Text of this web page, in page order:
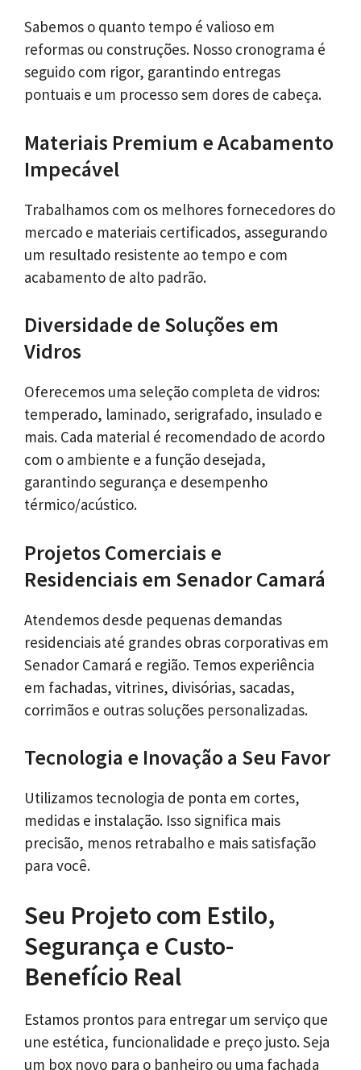
Sabemos o quanto tempo é valioso em
reformas ou construções. Nosso cronograma é
seguido com rigor, garantindo entregas
pontuais e um processo sem dores de cabeça.
Materiais Premium e Acabamento
Impecável
Trabalhamos com os melhores fornecedores do
mercado e materiais certificados, assegurando
um resultado resistente ao tempo e com
acabamento de alto padrão.
Diversidade de Soluções em
Vidros
Oferecemos uma seleção completa de vidros:
temperado, laminado, serigrafado, insulado e
mais. Cada material é recomendado de acordo
com o ambiente e a função desejada,
garantindo segurança e desempenho
térmico/acústico.
Projetos Comerciais e
Residenciais em Senador Camará
Atendemos desde pequenas demandas
residenciais até grandes obras corporativas em
Senador Camará e região. Temos experiência
em fachadas, vitrines, divisórias, sacadas,
corrimãos e outras soluções personalizadas.
Tecnologia e Inovação a Seu Favor
Utilizamos tecnologia de ponta em cortes,
medidas e instalação. Isso significa mais
precisão, menos retrabalho e mais satisfação
para você.
Seu Projeto com Estilo,
Segurança e Custo-
Benefício Real
Estamos prontos para entregar um serviço que
une estética, funcionalidade e preço justo. Seja
um box novo para o banheiro ou uma fachada